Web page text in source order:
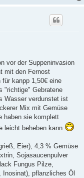
vor der Suppeninvasion
mit den Fernost
kanpp 1,50€ eine
"richtige" Gebratene
Wasser verdunstet ist
Mix mit Gemüse
haben sie komplett
leicht beheben kann
Eier), 4,3 % Gemüse
Sojasaucenpulver
Fungus Pilze,
pflanzliches Öl